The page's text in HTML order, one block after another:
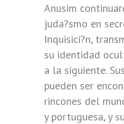
Anusim
juda?smo en
Inquisici?n,
su identidad
a la siguiente.
pueden ser
rincones del
y portuguesa, y